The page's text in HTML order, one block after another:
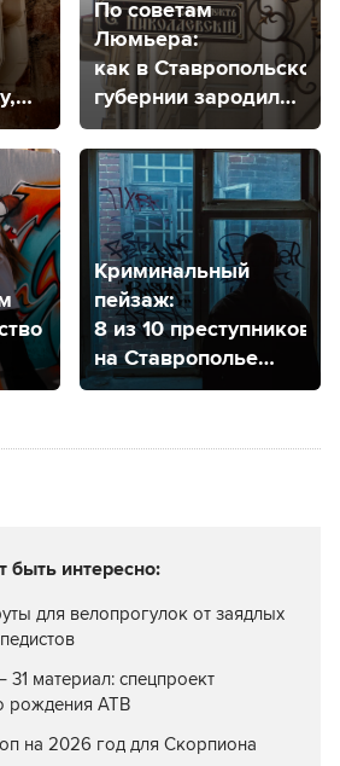
По советам
Люмьера:
как в Ставропольской
губернии зародился
кинематограф
Криминальный
пейзаж:
8 из 10 преступников
на Ставрополье
мужчины,
по количеству
интересно:
для велопрогулок от заядлых
31 материал: спецпроект
рождения АТВ
на 2026 год для Скорпиона